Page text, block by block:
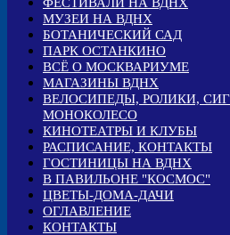
МУЗЕИ НА ВДНХ
БОТАНИЧЕСКИЙ САД
ПАРК ОСТАНКИНО
ВСЁ О МОСКВАРИУМЕ
МАГАЗИНЫ ВДНХ
ВЕЛОСИПЕДЫ, РОЛИКИ,
МОНОКОЛЕСО
КИНОТЕАТРЫ И КЛУБЫ
РАСПИСАНИЕ, КОНТАКТЫ
ГОСТИНИЦЫ НА ВДНХ
В ПАВИЛЬОНЕ "КОСМОС"
ЦВЕТЫ-ДОМА-ДАЧИ
ОГЛАВЛЕНИЕ
КОНТАКТЫ